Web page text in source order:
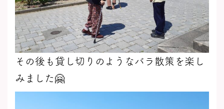
その後も貸し切りのようなバラ散策を楽し
みました🤗